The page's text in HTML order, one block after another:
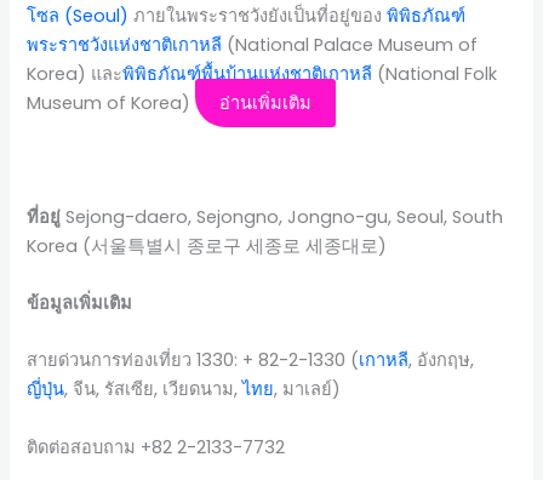
โซล (Seoul) ภายในพระราชวังยังเป็นที่อยู่ของพิพิธภัณฑ์
พระราชวังแห่งชาติเกาหลี (National Palace Museum of
Korea) และพิพิธภัณฑ์พื้นบ้านแห่งชาติเกาหลี (National Folk
Museum of Korea)
อ่านเพิ่มเติม
ที่อยู่ Sejong-daero, Sejongno, Jongno-gu, Seoul, South
Korea (서울특별시 종로구 세종로 세종대로)
ข้อมูลเพิ่มเติม
สายด่วนการท่องเที่ยว 1330: + 82-2-1330 (เกาหลี, อังกฤษ,
ญี่ปุ่น, จีน, รัสเซีย, เวียดนาม,ไทย, มาเลย์)
ติดต่อสอบถาม +82 2-2133-7732